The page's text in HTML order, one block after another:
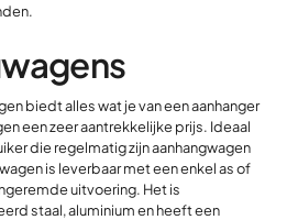
biedt alles wat je van een aanhanger
een zeer aantrekkelijke prijs. Ideaal
die regelmatig zijn aanhangwagen
is leverbaar met een enkel as of
uitvoering. Het is
staal, aluminium en heeft een